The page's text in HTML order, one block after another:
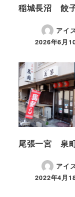
稲城長沼 餃
アイ
2026年6月
尾張一宮 泉
アイ
2022年4月